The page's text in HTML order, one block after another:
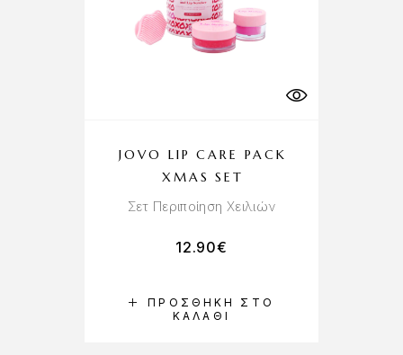
ΠΡΟΣΘΉΚΗ ΣΤΟ
ΚΑΛΆΘΙ
JOVO LIP CARE PACK
XMAS SET
Σετ Περιποίηση Χειλιών
12.90€